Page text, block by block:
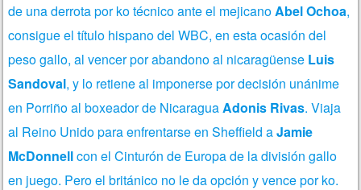
de una derrota por ko técnico ante el mejicanoAbel Ochoa,
consigue el título hispano del WBC, en esta ocasión del
peso gallo, al vencer por abandono al nicaragüense Luis
Sandoval, y lo retiene al imponerse por decisión unánime
en Porriño al boxeador de NicaraguaAdonis Rivas. Viaja
al Reino Unido para enfrentarse en Sheffield aJamie
McDonnellcon el Cinturón de Europa de la división gallo
en juego. Pero el británico no le da opción y vence por ko.